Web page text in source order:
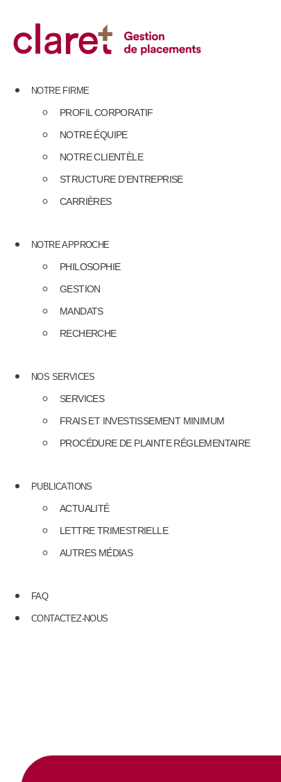
content
NOTRE FIRME
PROFIL CORPORATIF
NOTRE ÉQUIPE
NOTRE CLIENTÈLE
STRUCTURE D’ENTREPRISE
CARRIÈRES
NOTRE APPROCHE
PHILOSOPHIE
GESTION
MANDATS
RECHERCHE
NOS SERVICES
SERVICES
FRAIS ET INVESTISSEMENT MINIMUM
PROCÉDURE DE PLAINTE RÉGLEMENTAIRE
PUBLICATIONS
ACTUALITÉ
LETTRE TRIMESTRIELLE
AUTRES MÉDIAS
FAQ
CONTACTEZ-NOUS